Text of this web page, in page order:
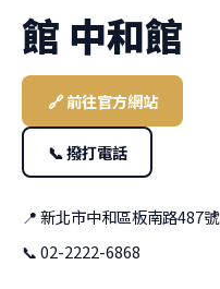
館 中和館
🔗 前往官方網站
📞 撥打電話
📍 新北市中和區板南路487號
📞 02-2222-6868